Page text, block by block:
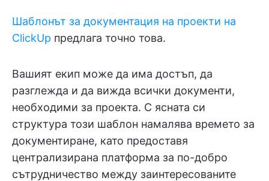
Шаблонът за документация на проекти на
ClickUp предлага точно това.
Вашият екип може да има достъп, да
разглежда и да вижда всички документи,
необходими за проекта. С ясната си
структура този шаблон намалява времето за
документиране, като предоставя
централизирана платформа за по-добро
сътрудничество между заинтересованите